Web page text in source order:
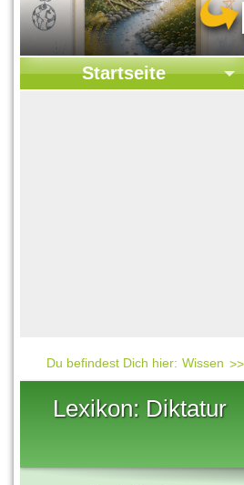
Startseite
Du befindest Dich hier: Wissen
Lexikon: Diktatur